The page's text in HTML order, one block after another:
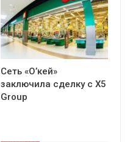
Сеть «О’кей»
заключила сделку с X5
Group